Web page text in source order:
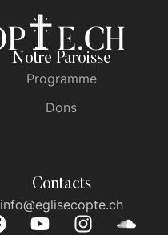
Notre Paroisse
Programme
Dons
Contacts
info@eglisecopte.ch